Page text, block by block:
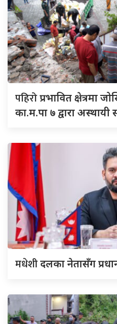
पहिरोप्रभावित क्षेत्रमा
का.म.पा ७ द्वारा
मधेशीदलका नेतासँग